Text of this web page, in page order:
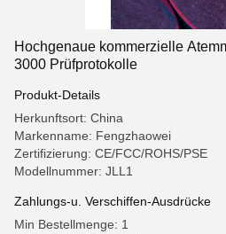
Hochgenaue kommerzielle
3000 Prüfprotokolle
Produkt-Details
Herkunftsort: China
Markenname: Fengzhaowei
Zertifizierung: CE/FCC/ROHS/PSE
Modellnummer: JLL1
Zahlungs-u. Verschiffen-Ausdrücke
Min Bestellmenge: 1